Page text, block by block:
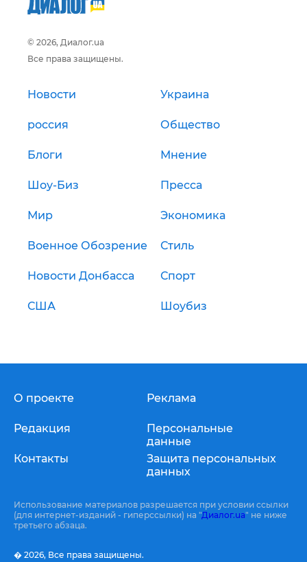
© 2026, Диалог.ua
Все права защищены.
Новости Украина
россия Общество
Блоги Мнение
Шоу-Биз Пресса
Мир Экономика
Военное Обозрение Стиль
Новости Донбасса Спорт
США Шоубиз
О проекте
Редакция
Контакты
Реклама
Персональные
данные
Защита персональных
данных
Использование материалов разрешается при условии ссылки
(для интернет-изданий - гиперссылки) на "Диалог.ua" не ниже
третьего абзаца.
� 2026, Все права защищены.